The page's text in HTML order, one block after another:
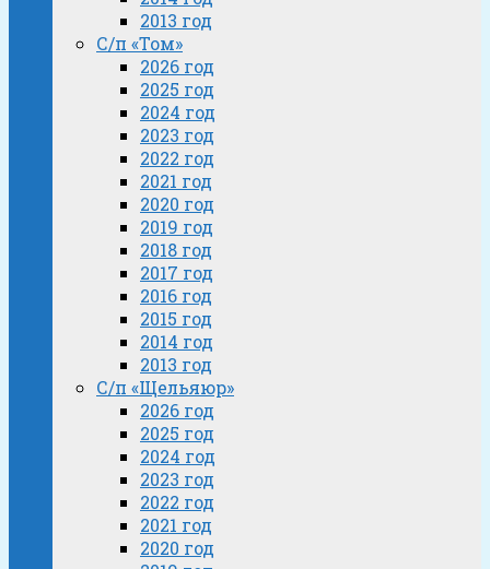
2013 год
С/п «Том»
2026 год
2025 год
2024 год
2023 год
2022 год
2021 год
2020 год
2019 год
2018 год
2017 год
2016 год
2015 год
2014 год
2013 год
С/п «Щельяюр»
2026 год
2025 год
2024 год
2023 год
2022 год
2021 год
2020 год